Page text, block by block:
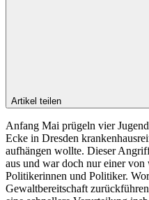
Artikel teilen
Anfang Mai prügeln vier
Ecke in Dresden
aufhängen wollte. Dieser
aus und war doch nur einer
Politikerinnen und Politiker.
Gewaltbereitschaft